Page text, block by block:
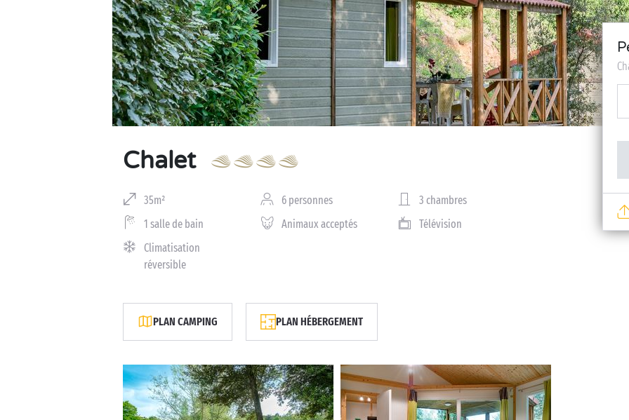
Chalet
35m² 6 personnes
3 chambres
1 salle de bain
Animaux acceptés
Télévision
Climatisation
réversible
PLAN CAMPING PLAN HÉBERGEMENT
Business Village by Sandaya